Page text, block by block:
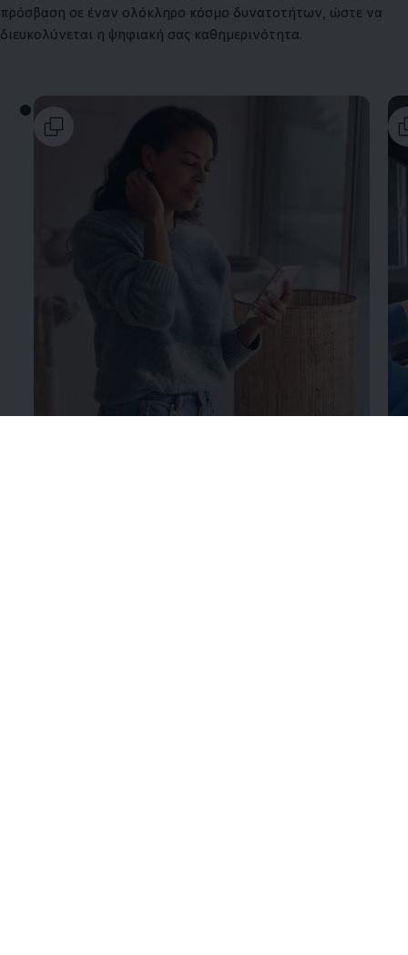
πρόσβαση σε έναν ολόκληρο κόσμο δυνατοτήτων, ώστε να
διευκολύνεται η ψηφιακή σας καθημερινότητα.